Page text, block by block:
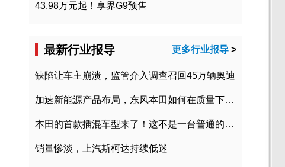
43.98万元起！享界G9预售
最新行业报导 更多行业报导 >
缺陷让车主崩溃，监管介入调查召回45万辆奥迪
加速新能源产品布局，东风本田如何在质量下转型？
本田的首款插混车型来了！这不是一台普通的CR-V
销量惨淡，上汽斯柯达持续低迷